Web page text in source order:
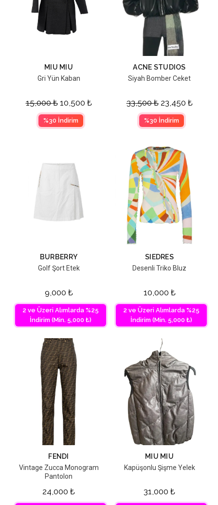
MIU MIU
Gri Yün Kaban
15,000₺ 10,500 ₺
%30 İndirim
ACNE STUDIOS
Siyah Bomber Ceket
33,500₺ 23,450 ₺
%30 İndirim
BURBERRY
Golf Şort Etek
9,000 ₺
2 ve Üzeri Alımlarda %25
İndirim (Min. 5,000 ₺)
SIEDRES
Desenli Triko Bluz
10,000 ₺
2 ve Üzeri Alımlarda %25
İndirim (Min. 5,000 ₺)
FENDI
Vintage Zucca Monogram
Pantolon
24,000 ₺
MIU MIU
Kapüşonlu Şişme Yelek
31,000 ₺